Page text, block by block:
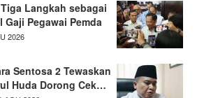
Langkah sebagai
Pegawai Pemda
2026
Sentosa 2 Tewaskan
Huda Dorong Cek…